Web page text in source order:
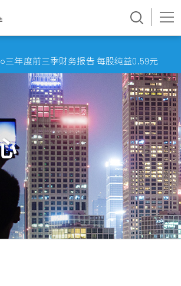
三年度前三季财务报告 每股纯益0.59元